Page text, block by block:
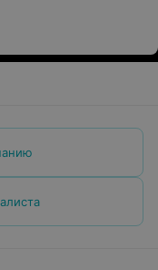
меня это
и
21 день